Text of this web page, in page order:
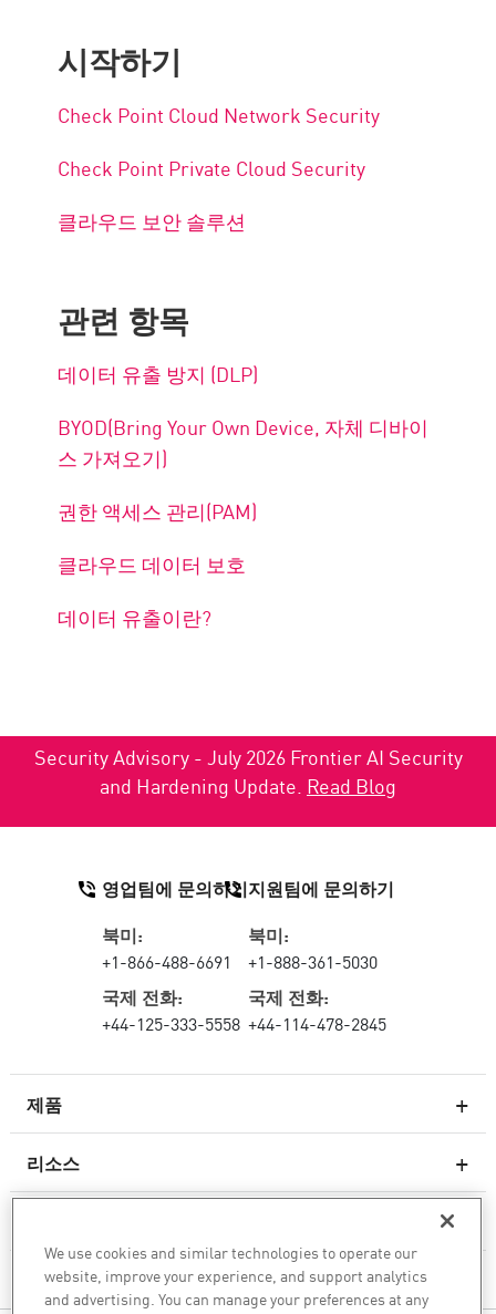
시작하기
Check Point Cloud Network Security
Check Point Private Cloud Security
클라우드 보안 솔루션
관련 항목
데이터 유출 방지 (DLP)
BYOD(Bring Your Own Device, 자체 디바이
스 가져오기)
권한 액세스 관리(PAM)
클라우드 데이터 보호
데이터 유출이란?
Security Advisory - July 2026 Frontier AI Security
and Hardening Update. Read Blog
제품
차세대 방화벽
클라우드 네트워크 보안
리소스
회사
영업팀에 문의하기
북미:
+1-866-488-6691
국제 전화:
+44-125-333-5558
지원팀에 문의하기
북미:
+1-888-361-5030
국제 전화:
+44-114-478-2845
We use cookies and similar technologies to operate our
website, improve your experience, and support analytics
and advertising. You can manage your preferences at any